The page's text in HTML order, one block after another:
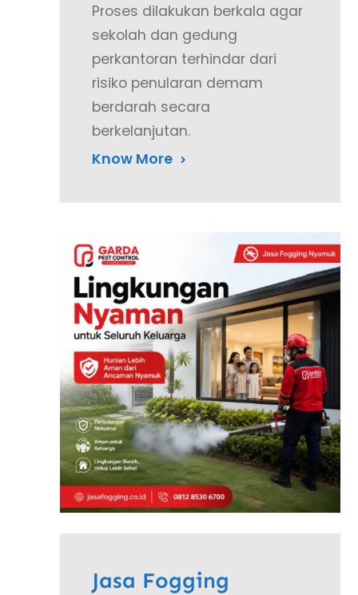
Proses dilakukan berkala agar
sekolah dan gedung
perkantoran terhindar dari
risiko penularan demam
berdarah secara
berkelanjutan.
Know More
Jasa Fogging